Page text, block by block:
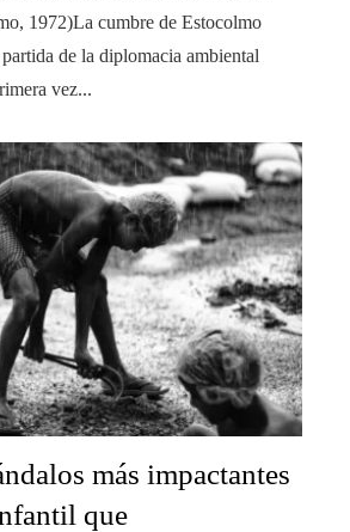
1972)La cumbre de Estocolmo
de la diplomacia ambiental
vez...
más impactantes
que